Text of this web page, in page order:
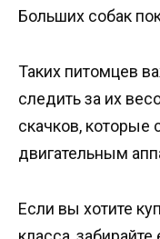
Больших собак
Таких питомцев
следить за их
скачков, которые
двигательным
Если вы хотите